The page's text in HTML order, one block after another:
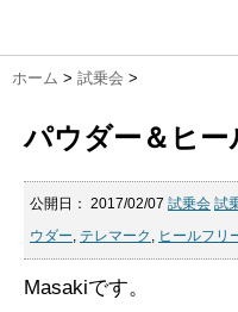
ホーム > 試乗会 >
パウダー＆ヒ
公開日： 2017/02/07 試乗会 試
ウダー, テレマーク , ヒールフリ
Masakiです。